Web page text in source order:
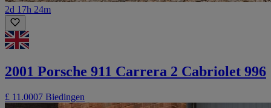
2d 17h 24m
2001 Porsche 911 Carrera 2 Cabriolet 996
£ 11.0007 Biedingen